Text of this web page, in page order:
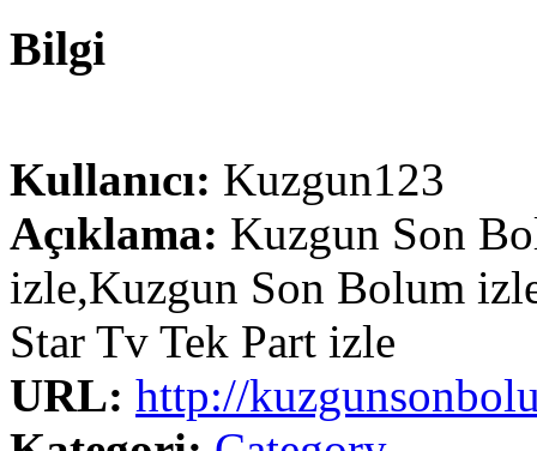
Bilgi
Kullanıcı: Kuzgun123
Açıklama: Kuzgun Son
izle,Kuzgun Son Bolum
Star Tv Tek Part izle
URL: http://